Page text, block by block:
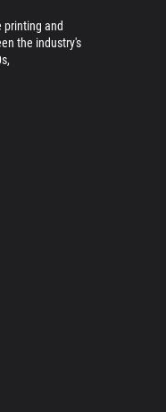
printing and
the industry's